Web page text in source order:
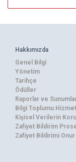
Hakkımızda
Genel Bilgi
Yönetim
Tarihçe
Ödüller
Raporlar ve
Bilgi Toplumu
Kişisel Verilerin
Zafiyet Bildirim
Zafiyet Bildirimi